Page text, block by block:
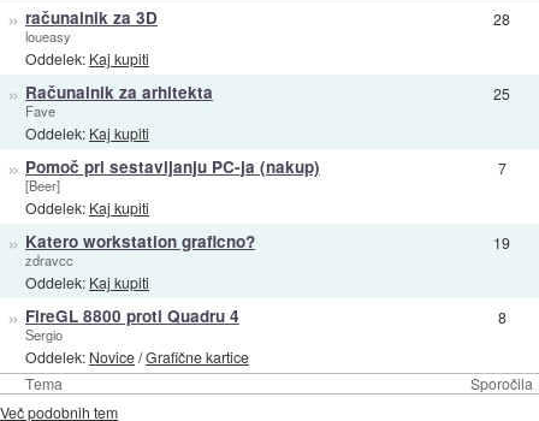
Tema Sporočila
» računalnik za 3D
loueasy
Oddelek: Kaj kupiti
28
» Računalnik za arhitekta
Fave
Oddelek: Kaj kupiti
25
» Pomoč pri sestavljanju PC-ja (nakup)
[Beer]
Oddelek: Kaj kupiti
7
» Katero workstation graficno?
zdravcc
Oddelek: Kaj kupiti
19
» FireGL 8800 proti Quadru 4
Sergio
Oddelek: Novice/Grafične kartice
8
Več podobnih tem